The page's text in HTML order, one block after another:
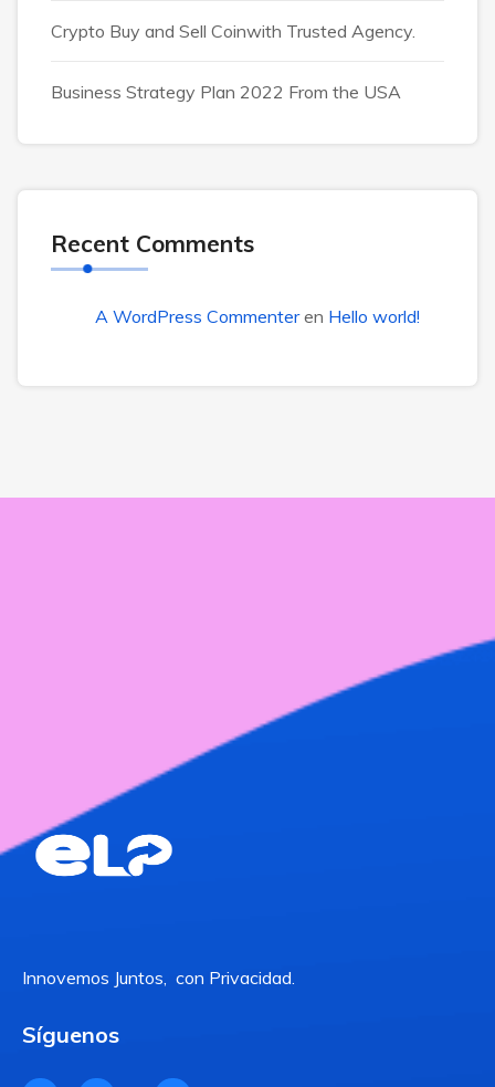
Crypto Buy and Sell Coinwith Trusted Agency.
Business Strategy Plan 2022 From the USA
Recent Comments
A WordPress Commenteren Hello world!
Innovemos Juntos, con Privacidad.
Síguenos